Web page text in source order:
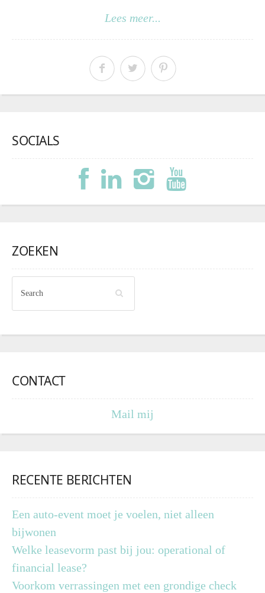
Lees meer...
SOCIALS
ZOEKEN
CONTACT
Mail mij
RECENTE BERICHTEN
Een auto-event moet je voelen, niet alleen
bijwonen
Welke leasevorm past bij jou: operational of
financial lease?
Voorkom verrassingen met een grondige check